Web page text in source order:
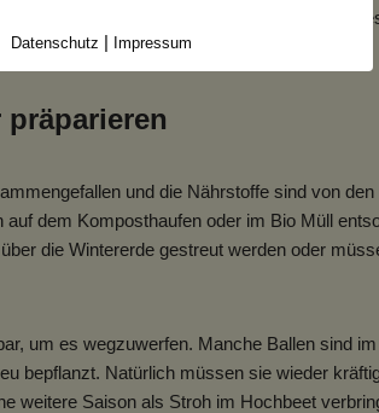
ja fantastische neue Erde, also
und die Nährstoffe sind von
dem Komposthaufen oder im Bio Müll
die Wintererde gestreut werden oder
um es wegzuwerfen. Manche Ballen sind
bepflanzt. Natürlich müssen sie wieder
weitere Saison als Stroh im Hochbeet
Datenschutz | Impressum